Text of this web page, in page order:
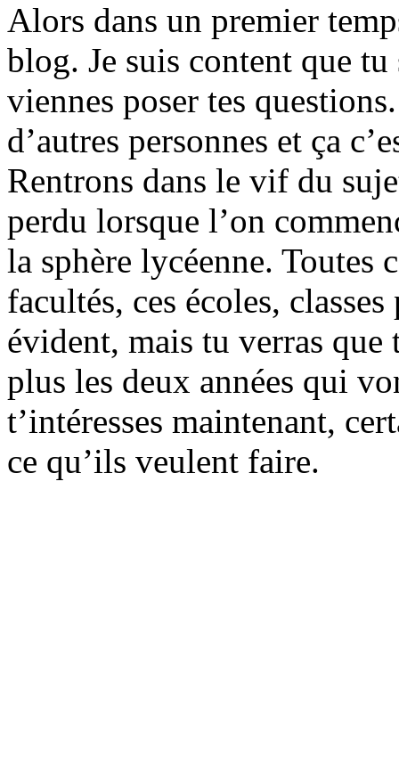
Alors dans un premier
blog. Je suis content que tu
viennes poser tes
d’autres personnes et ça
Rentrons dans le vif du
perdu lorsque l’on
la sphère lycéenne. Toutes
facultés, ces écoles,
évident, mais tu verras
plus les deux années qui
t’intéresses maintenant,
ce qu’ils veulent faire.